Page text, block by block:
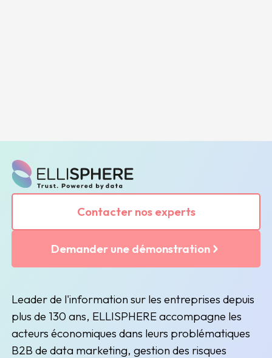
Contacter nos experts
Demander une démonstration
Leader de l'information sur les entreprises depuis
plus de 130 ans, ELLISPHERE accompagne les
acteurs économiques dans leurs problématiques
B2B de data marketing, gestion des risques